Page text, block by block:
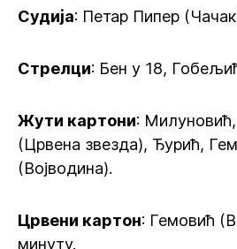
Судија: Петар Пипер
Стрелци: Бен у 18,
Жути картони:
(Црвена звезда), Ђурић,
(Војводина).
Црвени картон: Гемовић
минуту.